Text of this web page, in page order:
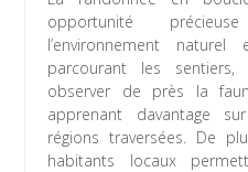
opportunité
l’environnement
parcourant les sentiers,
observer de près la
apprenant davantage
régions traversées. De
habitants locaux